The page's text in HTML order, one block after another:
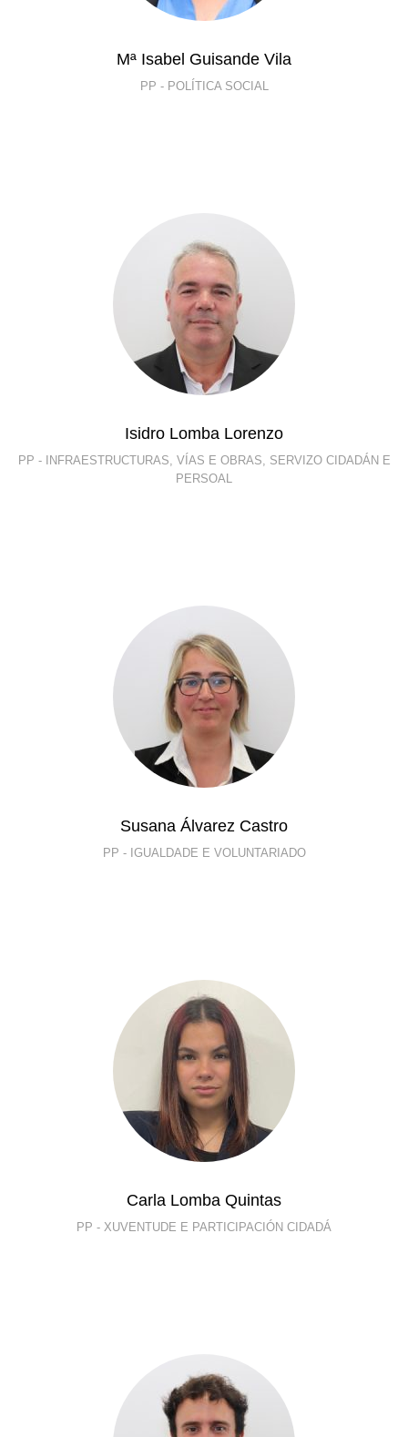
Mª Isabel Guisande Vila
PP - POLÍTICA SOCIAL
Isidro Lomba Lorenzo
PP - INFRAESTRUCTURAS, VÍAS E OBRAS, SERVIZO CIDADÁN E
PERSOAL
Susana Álvarez Castro
PP - IGUALDADE E VOLUNTARIADO
Carla Lomba Quintas
PP - XUVENTUDE E PARTICIPACIÓN CIDADÁ